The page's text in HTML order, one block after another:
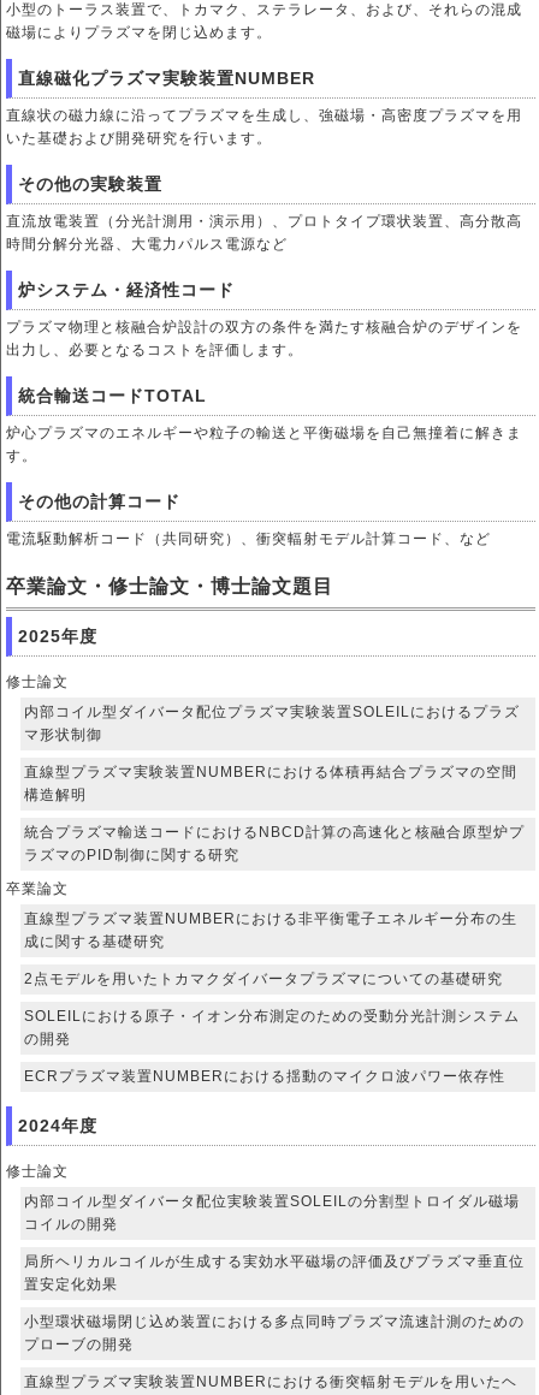
小型のトーラス装置で、トカマク、ステラレータ、および、それらの混成
磁場によりプラズマを閉じ込めます。
直線磁化プラズマ実験装置NUMBER
直線状の磁力線に沿ってプラズマを生成し、強磁場・高密度プラズマを用
いた基礎および開発研究を行います。
その他の実験装置
直流放電装置（分光計測用・演示用）、プロトタイプ環状装置、高分散高
時間分解分光器、大電力パルス電源など
炉システム・経済性コード
プラズマ物理と核融合炉設計の双方の条件を満たす核融合炉のデザインを
出力し、必要となるコストを評価します。
統合輸送コードTOTAL
炉心プラズマのエネルギーや粒子の輸送と平衡磁場を自己無撞着に解きま
す。
その他の計算コード
電流駆動解析コード（共同研究）、衝突輻射モデル計算コード、など
卒業論文・修士論文・博士論文題目
2025年度
修士論文
内部コイル型ダイバータ配位プラズマ実験装置SOLEILにおけるプラズ
マ形状制御
直線型プラズマ実験装置NUMBERにおける体積再結合プラズマの空間
構造解明
統合プラズマ輸送コードにおけるNBCD計算の高速化と核融合原型炉プ
ラズマのPID制御に関する研究
卒業論文
直線型プラズマ装置NUMBERにおける非平衡電子エネルギー分布の生
成に関する基礎研究
2点モデルを用いたトカマクダイバータプラズマについての基礎研究
SOLEILにおける原子・イオン分布測定のための受動分光計測システム
の開発
ECRプラズマ装置NUMBERにおける揺動のマイクロ波パワー依存性
2024年度
修士論文
内部コイル型ダイバータ配位実験装置SOLEILの分割型トロイダル磁場
コイルの開発
局所ヘリカルコイルが生成する実効水平磁場の評価及びプラズマ垂直位
置安定化効果
小型環状磁場閉じ込め装置における多点同時プラズマ流速計測のための
プローブの開発
直線型プラズマ実験装置NUMBERにおける衝突輻射モデルを用いたヘ